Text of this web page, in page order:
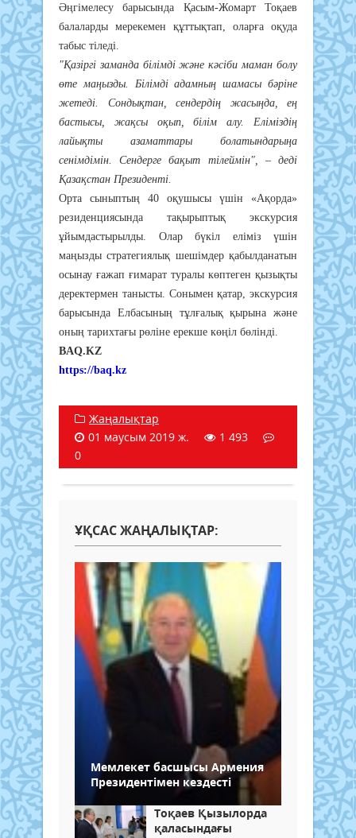
Әңгімелесу барысында Қасым-Жомарт Тоқаев
балаларды мерекемен құттықтап, оларға оқуда
табыс тіледі.
"Қазіргі заманда білімді және кәсіби маман болу
өте маңызды. Білімді адамның шамасы бәріне
жетеді. Сондықтан, сендердің жасыңда, ең
бастысы, жақсы оқып, білім алу. Еліміздің
лайықты азаматтары болатындарыңа
сенімдімін. Сендерге бақыт тілеймін", – деді
Қазақстан Президенті.
Орта сыныптың 40 оқушысы үшін «Ақорда»
резиденциясында тақырыптық экскурсия
ұйымдастырылды. Олар бүкіл еліміз үшін
маңызды стратегиялық шешімдер қабылданатын
осынау ғажап ғимарат туралы көптеген қызықты
деректермен танысты. Сонымен қатар, экскурсия
барысында Елбасының тұлғалық қырына және
оның тарихтағы рөліне ерекше көңіл бөлінді.
BAQ.KZ
https://baq.kz
Жаңалықтар
01 маусым 2019 ж.
1 493
0
ҰҚСАС ЖАҢАЛЫҚТАР:
Мемлекет басшысы Армения
Президентімен кездесті
Тоқаев Қызылорда
қаласындағы